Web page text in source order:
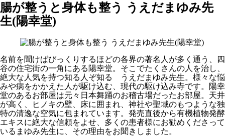
腸が整うと身体も整う うえだまゆみ先
生(陽幸堂)
名前を聞けばびっくりするほどの各界の著名人が多く通う、四
谷の住宅街の一角にある陽幸堂。そこでたくさんの人を治し、
絶大な人気を持つ知る人ぞ知る うえだまゆみ先生。様々な悩
みや病をかかえた人が駆け込む、現代の駆け込み寺です。陽幸
堂のあるお部屋は元々日本舞踊のお稽古場だったお部屋。天井
が高く、ヒノキの壁、床に囲まれ、神社や聖域のもつような独
特の清逸な空気に包まれています。発売直後から有機植物発酵
エキスに絶大な信頼をよせ、多くの患者様にお勧めくださって
いるまゆみ先生に、その理由をお聞きしました。